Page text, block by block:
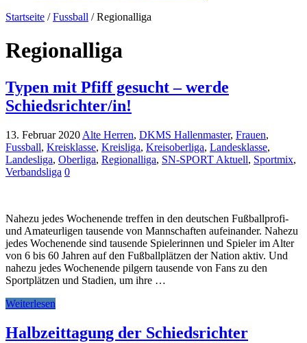
Startseite / Fussball / Regionalliga
Regionalliga
Typen mit Pfiff gesucht – werde
Schiedsrichter/in!
13. Februar 2020 Alte Herren, DKMS Hallenmaster, Frauen,
Fussball, Kreisklasse, Kreisliga, Kreisoberliga, Landesklasse,
Landesliga, Oberliga, Regionalliga, SN-SPORT Aktuell, Sportmix,
Verbandsliga 0
Nahezu jedes Wochenende treffen in den deutschen Fußballprofi-
und Amateurligen tausende von Mannschaften aufeinander. Nahezu
jedes Wochenende sind tausende Spielerinnen und Spieler im Alter
von 6 bis 60 Jahren auf den Fußballplätzen der Nation aktiv. Und
nahezu jedes Wochenende pilgern tausende von Fans zu den
Sportplätzen und Stadien, um ihre …
Weiterlesen
Halbzeittagung der Schiedsrichter